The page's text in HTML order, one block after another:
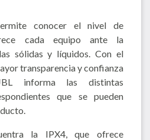
conocer el nivel de
cada equipo ante la
sólidas y líquidos. Con el
transparencia y confianza
informa las distintas
que se pueden
la IPX4, que ofrece